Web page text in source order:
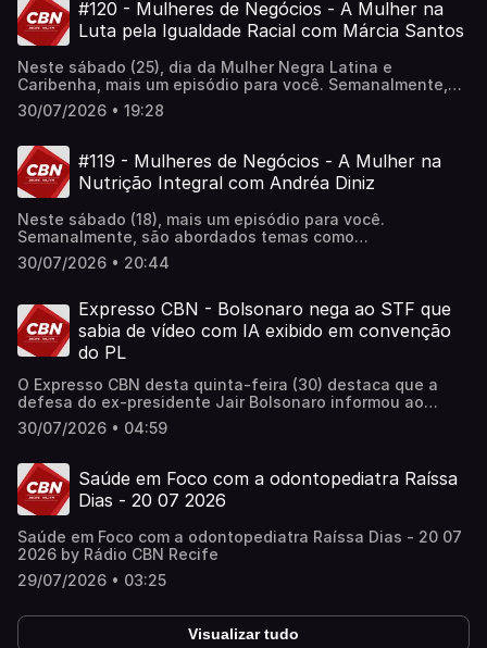
#120 - Mulheres de Negócios - A Mulher na
Luta pela Igualdade Racial com Márcia Santos
Neste sábado (25), dia da Mulher Negra Latina e
Caribenha, mais um episódio para você. Semanalmente,
são abordados temas como empreendedorismo, política,
economia e empoderamento feminino. Conosco, a vice-
Márcia Santos.
30/07/2026 • 19:28
#119 - Mulheres de Negócios - A Mulher na
Nutrição Integral com Andréa Diniz
Neste sábado (18), mais um episódio para você.
Semanalmente, são abordados temas como
empreendedorismo, política, economia e empoderamento
feminino. Conosco, a nutricionista, Andréa Diniz.
30/07/2026 • 20:44
Expresso CBN - Bolsonaro nega ao STF que
sabia de vídeo com IA exibido em convenção
do PL
O Expresso CBN desta quinta-feira (30) destaca que a
defesa do ex-presidente Jair Bolsonaro informou ao
Supremo Tribunal Federal (STF) que ele não tinha
conhecimento prévio do vídeo criado por inteligência
nacional do PL, quando a candidatura do senador Flávio
Bolsonaro à Presidência da República foi oficializada.
Apresentação: Lucas Arruda Supervisão de Jornalismo:
30/07/2026 • 04:59
Saúde em Foco com a odontopediatra Raíssa
Dias - 20 07 2026
Saúde em Foco com a odontopediatra Raíssa Dias - 20 07
2026 by Rádio CBN Recife
29/07/2026 • 03:25
Visualizar tudo